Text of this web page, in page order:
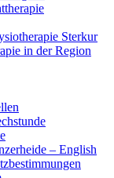
Sterkur
in der Region
– English